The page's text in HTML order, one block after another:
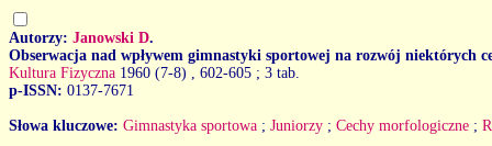
Autorzy: Janowski D.
Obserwacja nad wpływem gimnastyki sportowej na rozwój niektórych
Kultura Fizyczna 1960 (7-8)
, 602-605 ; 3 tab.
p-ISSN: 0137-7671
Słowa kluczowe: Gimnastyka sportowa ; Juniorzy ; Cechy morfologiczne ;